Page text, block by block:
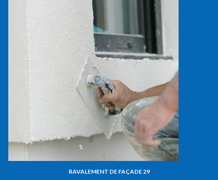
RAVALEMENT DE FAÇADE 29